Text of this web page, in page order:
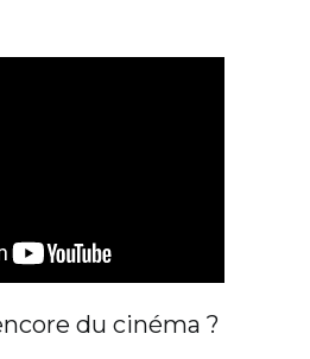
du cinéma ?